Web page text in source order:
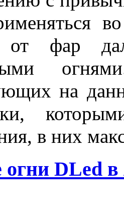
от фар
на
в них
DLed в